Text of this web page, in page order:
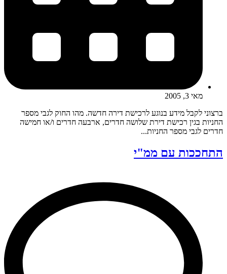
מאי 3, 2005
ברצוני לקבל מידע בנוגע לרכישת דירה חדשה. מהו החוק לגבי מספר
החניות בגין רכישת דירת שלושה חדרים, ארבעה חדרים ו/או חמישה
חדרים לגבי מספר החניות...
התחככות עם ממ"י